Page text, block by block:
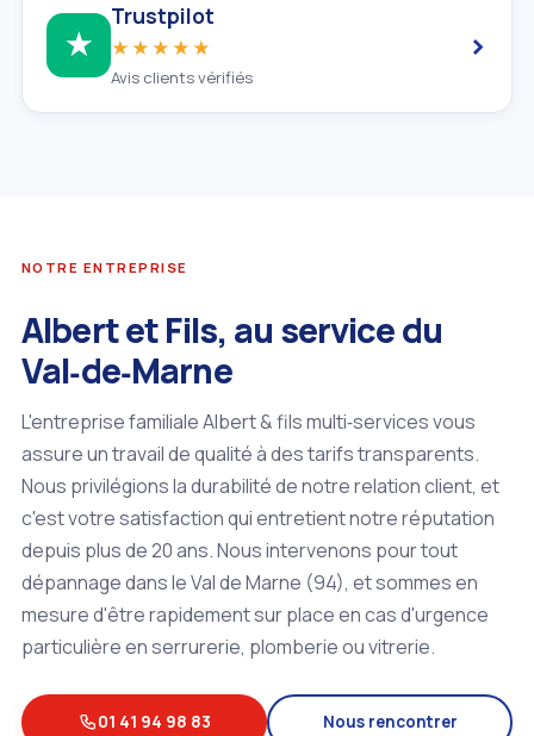
★
Trustpilot
★★★★★
Avis clients vérifiés
›
NOTRE ENTREPRISE
Albert et Fils, au service du
Val‑de‑Marne
L'entreprise familiale Albert & fils multi‑services vous
assure un travail de qualité à des tarifs transparents.
Nous privilégions la durabilité de notre relation client, et
c'est votre satisfaction qui entretient notre réputation
depuis plus de 20 ans. Nous intervenons pour tout
dépannage dans le Val de Marne (94), et sommes en
mesure d'être rapidement sur place en cas d'urgence
particulière en serrurerie, plomberie ou vitrerie.
01 41 94 98 83 Nous rencontrer